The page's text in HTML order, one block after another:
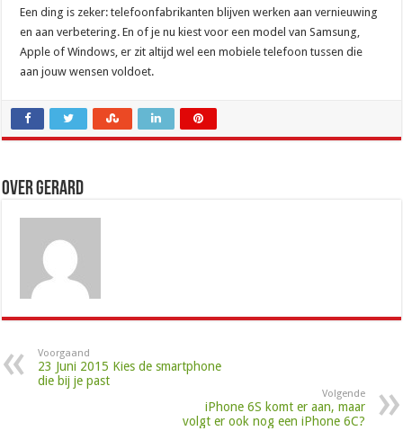
Een ding is zeker: telefoonfabrikanten blijven werken aan vernieuwing
en aan verbetering. En of je nu kiest voor een model van Samsung,
Apple of Windows, er zit altijd wel een mobiele telefoon tussen die
aan jouw wensen voldoet.
Over Gerard
Voorgaand
23 Juni 2015 Kies de smartphone
die bij je past
Volgende
iPhone 6S komt er aan, maar
volgt er ook nog een iPhone 6C?